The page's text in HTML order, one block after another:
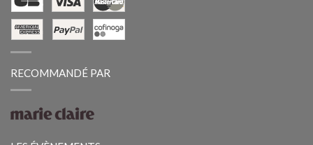
RECOMMANDÉ PAR